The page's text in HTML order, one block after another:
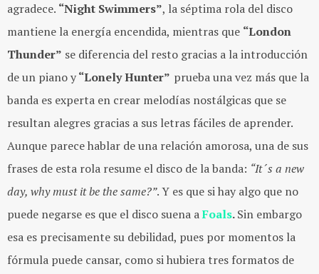
agradece. “Night Swimmers”, la séptima rola del disco
mantiene la energía encendida, mientras que “London
Thunder” se diferencia del resto gracias a la introducción
de un piano y“Lonely Hunter” prueba una vez más que la
banda es experta en crear melodías nostálgicas que se
resultan alegres gracias a sus letras fáciles de aprender.
Aunque parece hablar de una relación amorosa, una de sus
frases de esta rola resume el disco de la banda: “It´s a new
day, why must it be the same?”. Y es que si hay algo que no
puede negarse es que el disco suena aFoals.Sin embargo
esa es precisamente su debilidad, pues por momentos la
fórmula puede cansar, como si hubiera tres formatos de